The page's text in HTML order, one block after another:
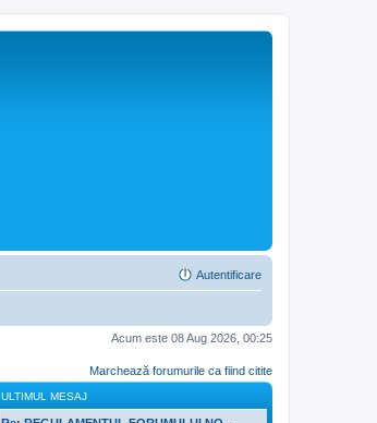
Autentificare
Acum este 08 Aug 2026, 00:25
Marchează forumurile ca fiind citite
ULTIMUL MESAJ